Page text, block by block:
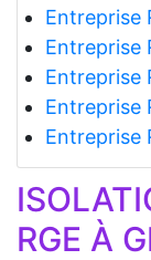
Entreprise
Entreprise
Entreprise
Entreprise
Entreprise
RGE À